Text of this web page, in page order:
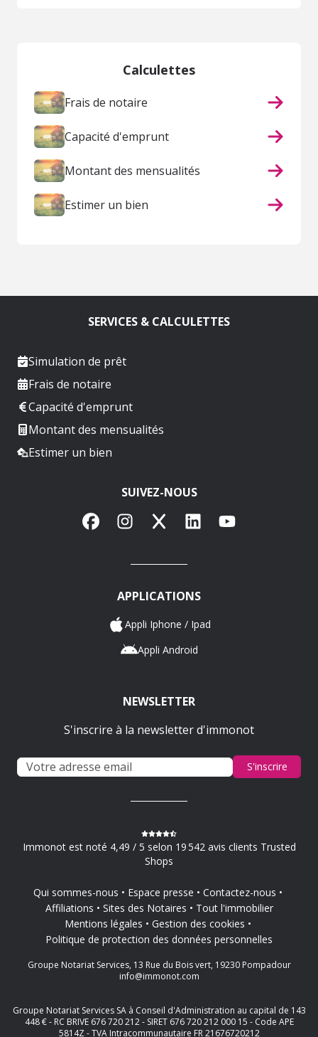
Calculettes
Frais de notaire
Capacité d'emprunt
Montant des mensualités
Estimer un bien
SERVICES & CALCULETTES
Simulation de prêt
Frais de notaire
Capacité d'emprunt
Montant des mensualités
Estimer un bien
SUIVEZ-NOUS
FacebookInstagram
X LinkedInYouTube
APPLICATIONS
Appli Iphone / Ipad
Appli Android
NEWSLETTER
S'inscrire à la newsletter d'immonot
S'inscrire
Immonot est noté 4,49 / 5 selon 19 542 avis clients Trusted
Shops
Qui sommes-nous Espace presse
Contactez-nous
Affiliations
Sites des Notaires
Tout l'immobilier
Mentions légales
Gestion des cookies
Politique de protection des données personnelles
Groupe Notariat Services, 13 Rue du Bois vert, 19230 Pompadour
info@immonot.com
Groupe Notariat Services SA à Conseil d'Administration au capital de 143
448 € - RC BRIVE 676 720 212 - SIRET 676 720 212 000 15 - Code APE
5814Z - TVA Intracommunautaire FR 21676720212